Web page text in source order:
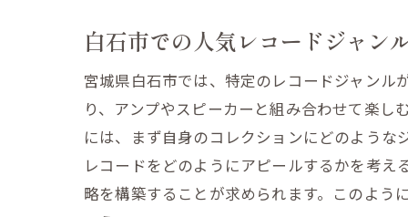
白石市での人気レコードジャン
宮城県白石市では、特定のレコードジャンル
り、アンプやスピーカーと組み合わせて楽
には、まず自身のコレクションにどのよう
レコードをどのようにアピールするかを考
略を構築することが求められます。このよ